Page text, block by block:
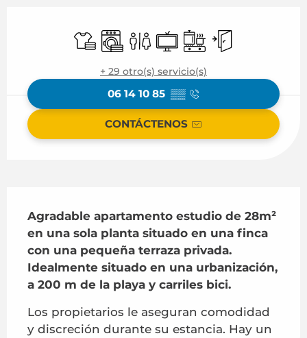
Sábanas y ropa de cama
Lavadora
AseosTelevisiónPlaca de cocción
Entrada
+ 29 otro(s) servicio(s)
06 14 10 85 ▒▒
CONTÁCTENOS
Agradable apartamento estudio de 28m²
en una sola planta situado en una finca
con una pequeña terraza privada.
Idealmente situado en una urbanización,
a 200 m de la playa y carriles bici.
Los propietarios le aseguran comodidad
y discreción durante su estancia. Hay un